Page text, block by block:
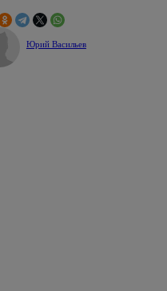
Юрий Васильев